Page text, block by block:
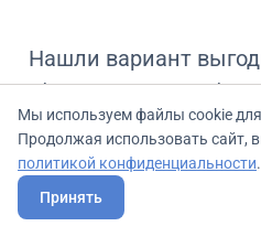
Нашли вариант
об этом, и мы
Мы используем файлы cookie
Продолжая использовать сайт,
политикой конфиденциальности.
Принять